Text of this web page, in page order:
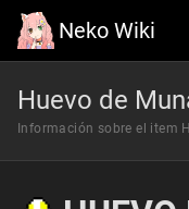
Neko Wiki
Huevo de
Información sobre el item